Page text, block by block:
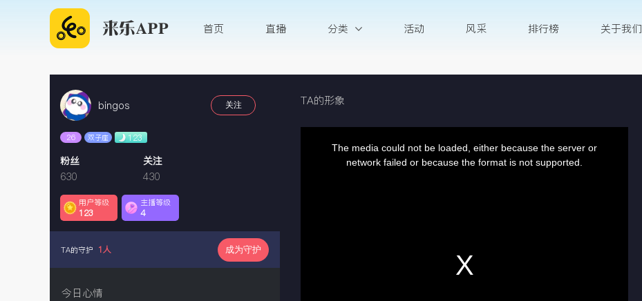
首页 直播 分类 活动 风采 排行榜 关于我们
bingos 关注
26 双子座 123
粉丝
630
关注
430
用户等级
123
主播等级
4
TA的守护 1人 成为守护
今日心情
TA的形象
The media could not be loaded, either because the server or
network failed or because the format is not supported.